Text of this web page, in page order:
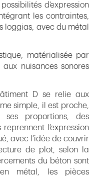
d’expression
les contraintes,
loggias, avec du métal
matérialisée par
nuisances sonores
D se relie aux
simple, il est proche,
proportions, des
l’expression
avec l’idée de couvrir
de plot, selon la
du béton sont
métal, les pièces